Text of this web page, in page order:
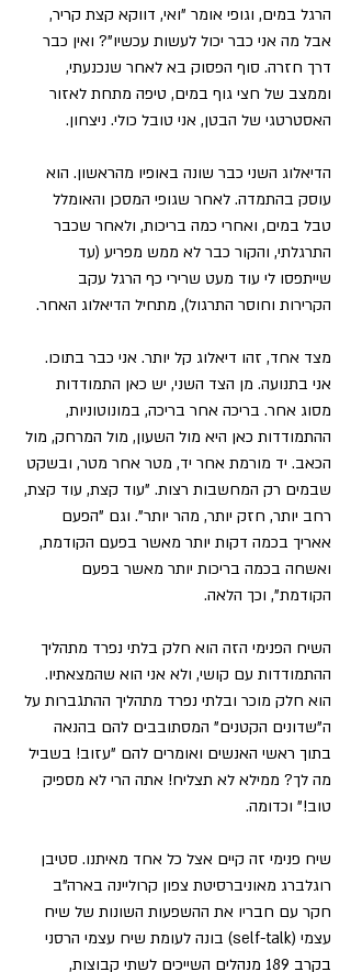
הרגל במים, וגופי אומר "ואי, דווקא קצת קריר,
אבל מה אני כבר יכול לעשות עכשיו"? ואין כבר
דרך חזרה. סוף הפסוק בא לאחר שנכנעתי,
וממצב של חצי גוף במים, טיפה מתחת לאזור
האסטרטגי של הבטן, אני טובל כולי. ניצחון.
הדיאלוג השני כבר שונה באופיו מהראשון. הוא
עוסק בהתמדה. לאחר שגופי המסכן והאומלל
טבל במים, ואחרי כמה בריכות, ולאחר שכבר
התרגלתי, והקור כבר לא ממש מפריע (עד
שייתפסו לי עוד מעט שרירי כף הרגל עקב
הקרירות וחוסר התרגול), מתחיל הדיאלוג האחר.
מצד אחד, זהו דיאלוג קל יותר. אני כבר בתוכו.
אני בתנועה. מן הצד השני, יש כאן התמודדות
מסוג אחר. בריכה אחר בריכה, במונוטוניות,
ההתמודדות כאן היא מול השעון, מול המרחק, מול
הכאב. יד מורמת אחר יד, מטר אחר מטר, ובשקט
שבמים רק המחשבות רצות. "עוד קצת, עוד קצת,
רחב יותר, חזק יותר, מהר יותר". וגם "הפעם
אאריך בכמה דקות יותר מאשר בפעם הקודמת,
ואשחה בכמה בריכות יותר מאשר בפעם
הקודמת", וכך הלאה.
השיח הפנימי הזה הוא חלק בלתי נפרד מתהליך
ההתמודדות עם קושי, ולא אני הוא שהמצאתיו.
הוא חלק מוכר ובלתי נפרד מתהליך ההתגברות על
ה"שדונים הקטנים" המסתובבים להם בהנאה
בתוך ראשי האנשים ואומרים להם "עזוב! בשביל
מה לך? ממילא לא תצליח! אתה הרי לא מספיק
טוב!" וכדומה.
שיח פנימי זה קיים אצל כל אחד מאיתנו. סטיבן
רוגלברג מאוניברסיטת צפון קרוליינה בארה"ב
חקר עם חבריו את ההשפעות השונות של שיח
עצמי (self-talk) בונה לעומת שיח עצמי הרסני
בקרב 189 מנהלים השייכים לשתי קבוצות,